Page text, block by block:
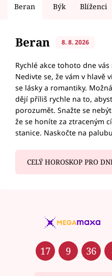
Beran Býk Blíženci
Beran 8. 8. 2026
Rychlé akce tohoto dne
Nedivte se, že vám v
se lásky a romantiky.
dějí příliš rychle na to,
porozumět. Snažte se
že se honíte za ztraceným
stanice. Naskočte na
CELÝ HOROSKOP PRO
17 9 36